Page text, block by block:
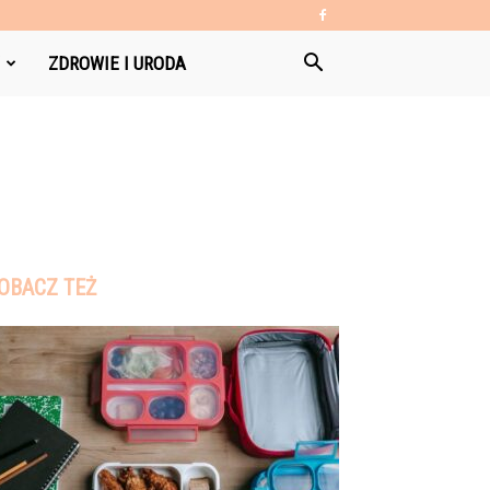
ZDROWIE I URODA
TEŻ